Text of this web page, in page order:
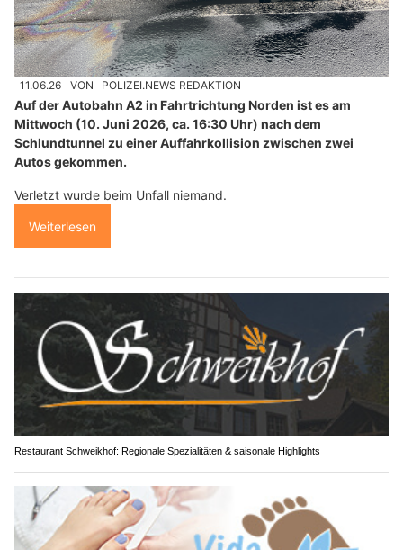
11.06.26 VON POLIZEI.NEWS REDAKTION
Auf der Autobahn A2 in Fahrtrichtung Norden ist es am
Mittwoch (10. Juni 2026, ca. 16:30 Uhr) nach dem
Schlundtunnel zu einer Auffahrkollision zwischen zwei
Autos gekommen.
Verletzt wurde beim Unfall niemand.
Weiterlesen
Restaurant Schweikhof: Regionale Spezialitäten & saisonale Highlights